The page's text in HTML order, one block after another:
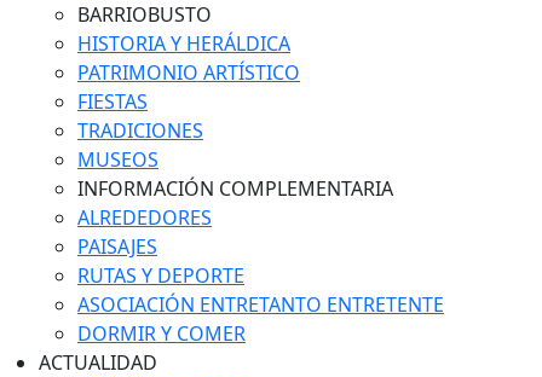
BARRIOBUSTO
HISTORIA Y HERÁLDICA
PATRIMONIO ARTÍSTICO
FIESTAS
TRADICIONES
MUSEOS
INFORMACIÓN COMPLEMENTARIA
ALREDEDORES
PAISAJES
RUTAS Y DEPORTE
ASOCIACIÓN ENTRETANTO ENTRETENTE
DORMIR Y COMER
ACTUALIDAD